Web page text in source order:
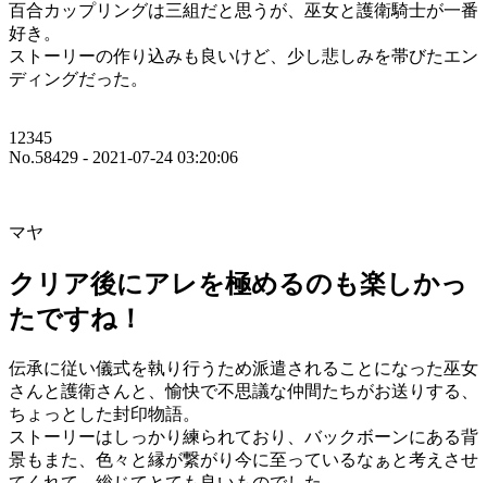
百合カップリングは三組だと思うが、巫女と護衛騎士が一番
好き。
ストーリーの作り込みも良いけど、少し悲しみを帯びたエン
ディングだった。
12345
No.58429 - 2021-07-24 03:20:06
マヤ
クリア後にアレを極めるのも楽しかっ
たですね！
伝承に従い儀式を執り行うため派遣されることになった巫女
さんと護衛さんと、愉快で不思議な仲間たちがお送りする、
ちょっとした封印物語。
ストーリーはしっかり練られており、バックボーンにある背
景もまた、色々と縁が繋がり今に至っているなぁと考えさせ